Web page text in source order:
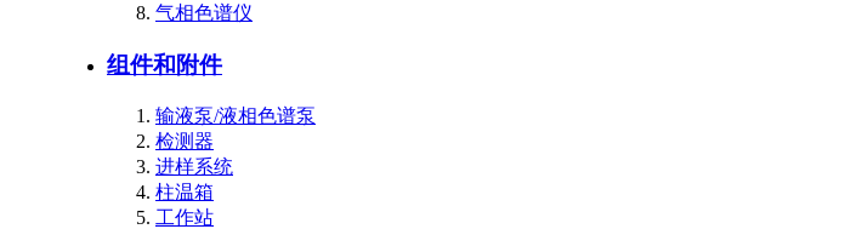
气相色谱仪
组件和附件
输液泵/液相色谱泵
检测器
进样系统
柱温箱
工作站